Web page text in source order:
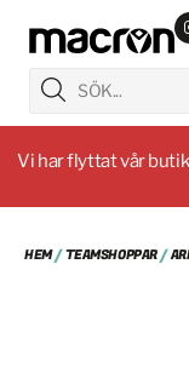
Vi har flyttat vår
HEM/TEAMSHOPPAR/